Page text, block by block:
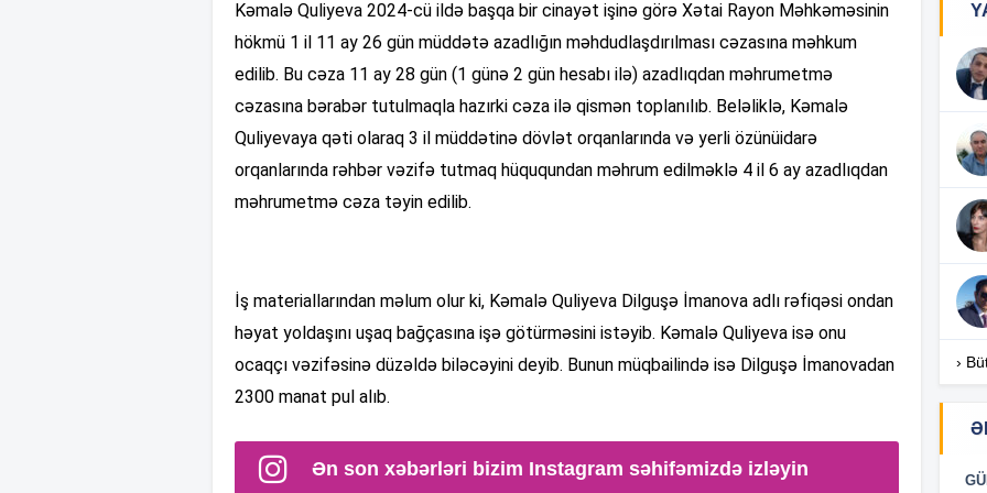
Kəmalə Quliyeva 2024-cü ildə başqa bir cinayət işinə görə Xətai Rayon Məhkəməsinin
hökmü 1 il 11 ay 26 gün müddətə azadlığın məhdudlaşdırılması cəzasına məhkum
edilib. Bu cəza 11 ay 28 gün (1 günə 2 gün hesabı ilə) azadlıqdan məhrumetmə
cəzasına bərabər tutulmaqla hazırki cəza ilə qismən toplanılıb. Beləliklə, Kəmalə
Quliyevaya qəti olaraq 3 il müddətinə dövlət orqanlarında və yerli özünüidarə
orqanlarında rəhbər vəzifə tutmaq hüququndan məhrum edilməklə 4 il 6 ay azadlıqdan
məhrumetmə cəza təyin edilib.
İş materiallarından məlum olur ki, Kəmalə Quliyeva Dilguşə İmanova adlı rəfiqəsi ondan
həyat yoldaşını uşaq bağçasına işə götürməsini istəyib. Kəmalə Quliyeva isə onu
ocaqçı vəzifəsinə düzəldə biləcəyini deyib. Bunun müqbailində isə Dilguşə İmanovadan
2300 manat pul alıb.
Ən son xəbərləri bizim Instagram səhifəmizdə izləyin
›